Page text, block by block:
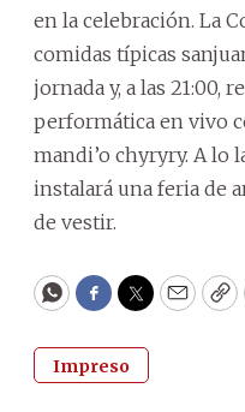
en la celebración. La
comidas típicas
jornada y, a las 21:00,
performática en vivo
mandi’o chyryry. A lo
instalará una feria de
de vestir.
WhatsApp
Facebook
Twitter
Email
Impreso